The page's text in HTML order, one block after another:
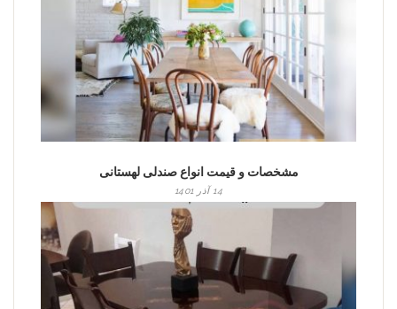
مشخصات و قیمت انواع صندلی لهستانی
14 آذر 1401